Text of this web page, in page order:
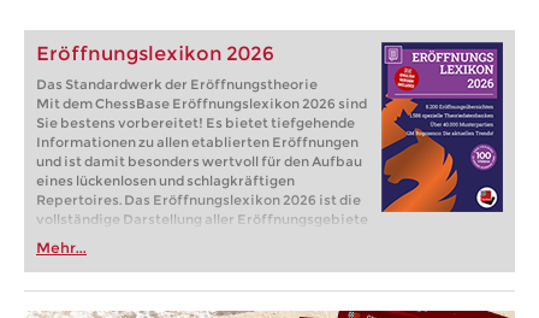
Eröffnungslexikon 2026
Das Standardwerk der Eröffnungstheorie
Mit dem ChessBase Eröffnungslexikon 2026 sind
Sie bestens vorbereitet! Es bietet tiefgehende
Informationen zu allen etablierten Eröffnungen
und ist damit besonders wertvoll für den Aufbau
eines lückenlosen und schlagkräftigen
Repertoires. Das Eröffnungslexikon 2026 ist die
vollständige Darstellung aller Eröffnungsgebiete
Einstieg in das Eröffnungstraining.
Mehr...